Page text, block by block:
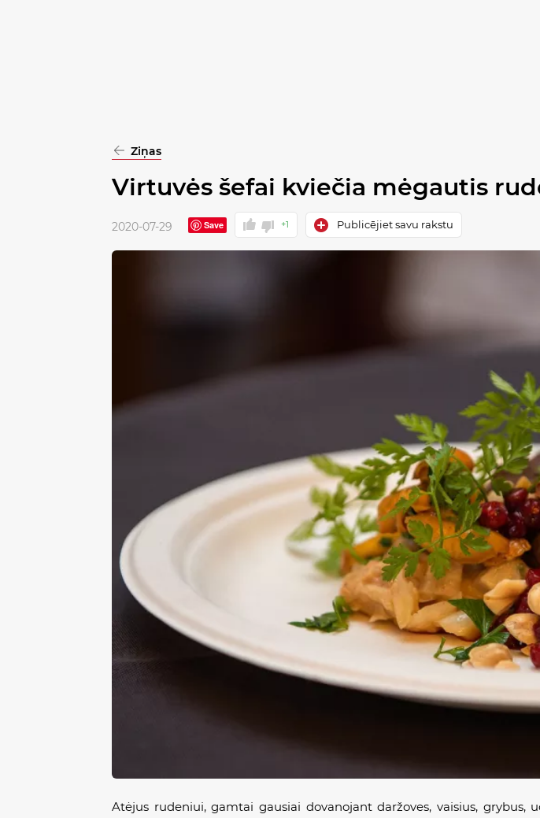
Ziņas
Virtuvės šefai kviečia mėgautis
2020-07-29 Save +1 Publicējiet savu rakstu
Atėjus rudeniui, gamtai gausiai dovanojant daržoves, vaisius,